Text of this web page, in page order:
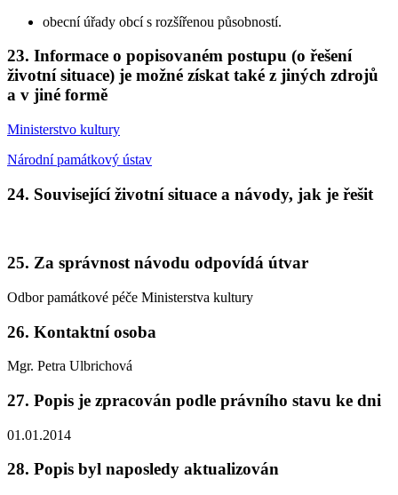
obecní úřady obcí s rozšířenou působností.
23. Informace o popisovaném postupu (o řešení
životní situace) je možné získat také z jiných zdrojů
a v jiné formě
Ministerstvo kultury
Národní památkový ústav
24. Související životní situace a návody, jak je řešit
25. Za správnost návodu odpovídá útvar
Odbor památkové péče Ministerstva kultury
26. Kontaktní osoba
Mgr. Petra Ulbrichová
27. Popis je zpracován podle právního stavu ke dni
01.01.2014
28. Popis byl naposledy aktualizován